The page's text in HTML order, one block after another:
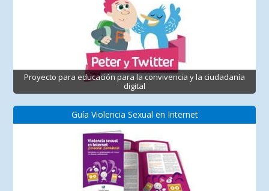
Proyecto para educación para la convivencia y la ciudadanía
digital
Guía Violencia Sexual en Internet